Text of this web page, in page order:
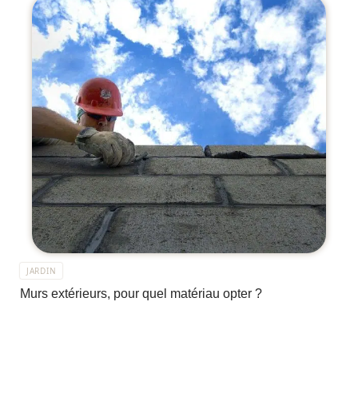
JARDIN
Murs extérieurs, pour quel matériau opter ?